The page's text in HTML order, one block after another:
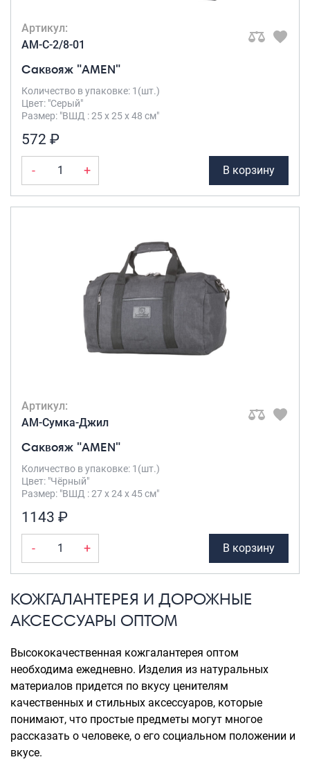
Артикул:
AM-C-2/8-01
Саквояж "AMEN"
Количество в упаковке: 1(шт.)
Цвет: "Серый"
Размер: "ВШД : 25 х 25 х 48 см"
572 ₽
- + В корзину
Артикул:
AM-Сумка-Джил
Саквояж "AMEN"
Количество в упаковке: 1(шт.)
Цвет: "Чёрный"
Размер: "ВШД : 27 х 24 х 45 см"
1143 ₽
- + В корзину
КОЖГАЛАНТЕРЕЯ И ДОРОЖНЫЕ
АКСЕССУАРЫ ОПТОМ
Высококачественная кожгалантерея оптом
необходима ежедневно. Изделия из натуральных
материалов придется по вкусу ценителям
качественных и стильных аксессуаров, которые
понимают, что простые предметы могут многое
рассказать о человеке, о его социальном положении и
вкусе.